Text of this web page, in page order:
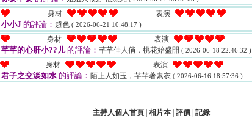
身材 表演
小小J 的評論： 超色 ( 2026-06-21 10:48:17 )
身材 表演
芊芊的心肝小??儿的評論： 芊芊佳人俏，桃花始盛開 ( 2026-06-18 22:46:32 )
身材 表演
君子之交淡如水 的評論： 陌上人如玉，芊芊著素衣 ( 2026-06-16 18:57:36 )
主持人個人首頁 相片本 評價 記錄